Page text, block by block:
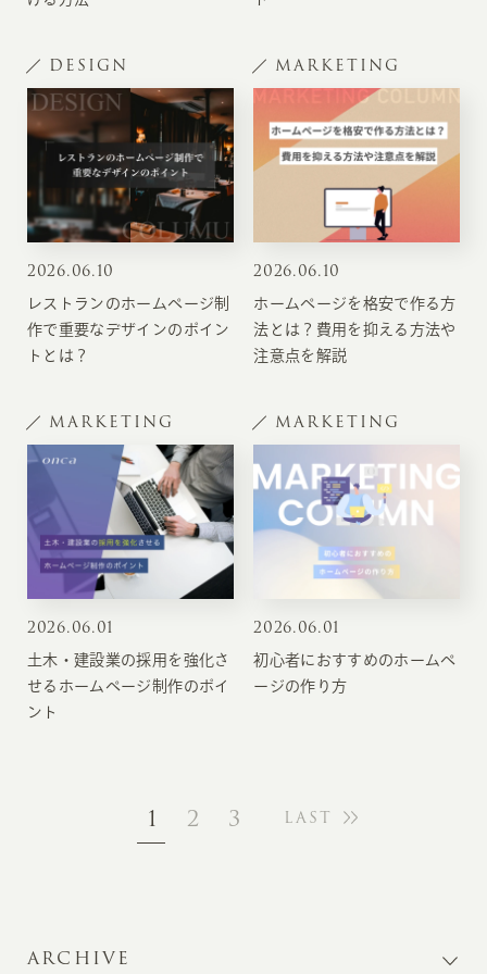
DESIGN
2026.06.10
レストランのホームページ制
作で重要なデザインのポイン
トとは？
MARKETING
2026.06.10
ホームページを格安で作る方
法とは？費用を抑える方法や
注意点を解説
MARKETING
2026.06.01
土木・建設業の採用を強化さ
せるホームページ制作のポイ
ント
MARKETING
2026.06.01
初心者におすすめのホームペ
ージの作り方
1 2 3 LAST
ARCHIVE